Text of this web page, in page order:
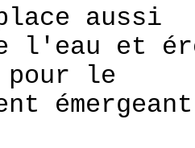
aussi
l'eau et
le